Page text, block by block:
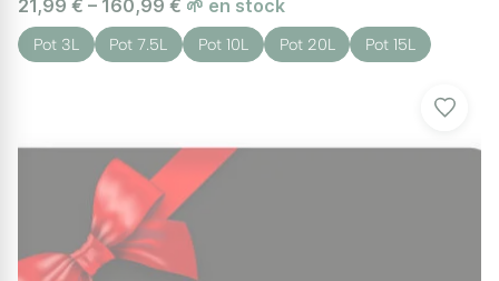
21,99 € – 160,99 € 🌱 en stock
Pot 3L Pot 7.5L Pot 10L Pot 20L Pot 15L